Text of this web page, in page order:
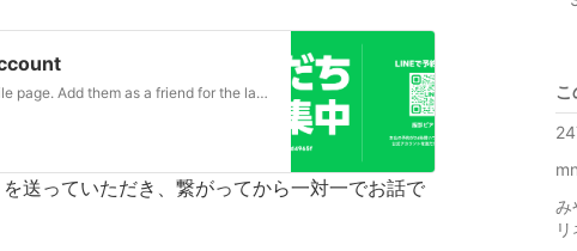
服部ピアノ教室's LINE official account profile page. Add them as a friend for the latest news.
送っていただき、繋がってから一対一でお話で
こ
み